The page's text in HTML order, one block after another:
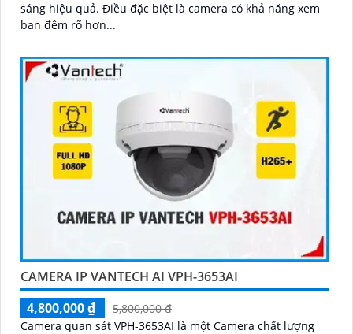
sáng hiệu quả. Điều đặc biệt là camera có khả năng xem
ban đêm rõ hơn...
CAMERA IP VANTECH AI VPH-3653AI
4,800,000 ₫
5,800,000 ₫
Camera quan sát VPH-3653AI là một Camera chất lượng